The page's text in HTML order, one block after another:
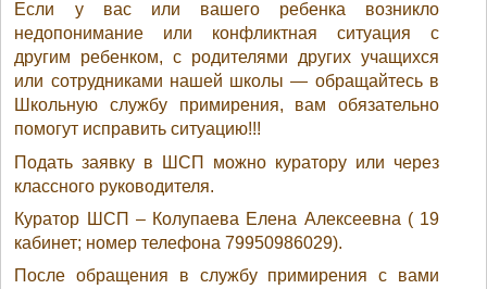
Если у вас или вашего ребенка возникло
недопонимание или конфликтная ситуация с
другим ребенком, с родителями других учащихся
или сотрудниками нашей школы — обращайтесь в
Школьную службу примирения, вам обязательно
помогут исправить ситуацию!!!
Подать заявку в ШСП можно куратору или через
классного руководителя.
Куратор ШСП – Колупаева Елена Алексеевна ( 19
кабинет; номер телефона 79950986029).
После обращения в службу примирения с вами